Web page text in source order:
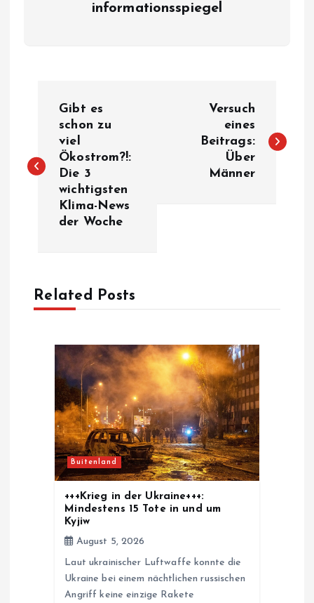
informationsspiegel
s
v
Gibt es
schon zu
viel
Ökostrom?!:
Die 3
wichtigsten
Klima-News
der Woche
Versuch
eines
Beitrags:
Über
Männer
Related Posts
Buitenland
+++Krieg in der Ukraine+++:
Mindestens 15 Tote in und um
Kyjiw
August 5, 2026
Laut ukrainischer Luftwaffe konnte die
Ukraine bei einem nächtlichen russischen
Angriff keine einzige Rakete